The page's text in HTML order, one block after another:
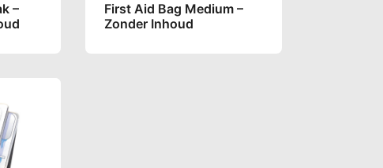
–
First Aid Bag Medium –
Zonder Inhoud